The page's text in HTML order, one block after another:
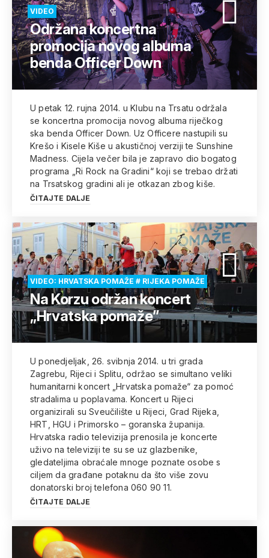
VIDEO
Održana koncertna
promocija novog albuma
benda Officer Down
U petak 12. rujna 2014. u Klubu na Trsatu održala
se koncertna promocija novog albuma riječkog
ska benda Officer Down. Uz Officere nastupili su
Krešo i Kisele Kiše u akustičnoj verziji te Sunshine
Madness. Cijela večer bila je zapravo dio bogatog
programa „Ri Rock na Gradini“ koji se trebao držati
na Trsatskog gradini ali je otkazan zbog kiše.
ČITAJTE DALJE
VIDEO: HRVATSKA POMAŽE # RIJEKA POMAŽE
Na Korzu održan koncert
„Hrvatska pomaže”
U ponedjeljak, 26. svibnja 2014. u tri grada
Zagrebu, Rijeci i Splitu, održao se simultano veliki
humanitarni koncert „Hrvatska pomaže“ za pomoć
stradalima u poplavama. Koncert u Rijeci
organizirali su Sveučilište u Rijeci, Grad Rijeka,
HRT, HGU i Primorsko – goranska županija.
Hrvatska radio televizija prenosila je koncerte
uživo na televiziji te su se uz glazbenike,
gledateljima obraćale mnoge poznate osobe s
ciljem da građane potaknu da što više zovu
donatorski broj telefona 060 90 11.
ČITAJTE DALJE